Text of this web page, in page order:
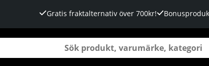
Gratis fraktalternativ över 700kr!